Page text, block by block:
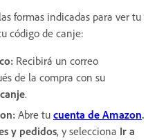
formas indicadas para ver tu
código de canje:
Recibirá un correo
de la compra con su
.
Abre tu cuenta de Amazon.
y pedidos, y selecciona Ir a